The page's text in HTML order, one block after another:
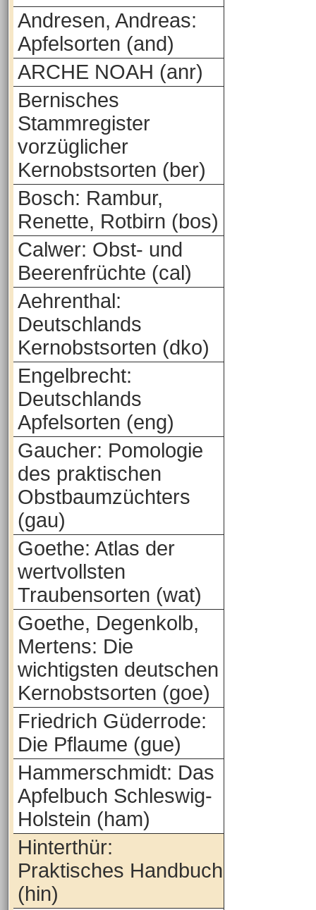
Andresen, Andreas:
Apfelsorten (and)
ARCHE NOAH (anr)
Bernisches
Stammregister
vorzüglicher
Kernobstsorten (ber)
Bosch: Rambur,
Renette, Rotbirn (bos)
Calwer: Obst- und
Beerenfrüchte (cal)
Aehrenthal:
Deutschlands
Kernobstsorten (dko)
Engelbrecht:
Deutschlands
Apfelsorten (eng)
Gaucher: Pomologie
des praktischen
Obstbaumzüchters
(gau)
Goethe: Atlas der
wertvollsten
Traubensorten (wat)
Goethe, Degenkolb,
Mertens: Die
wichtigsten deutschen
Kernobstsorten (goe)
Friedrich Güderrode:
Die Pflaume (gue)
Hammerschmidt: Das
Apfelbuch Schleswig-
Holstein (ham)
Hinterthür:
Praktisches Handbuch
(hin)